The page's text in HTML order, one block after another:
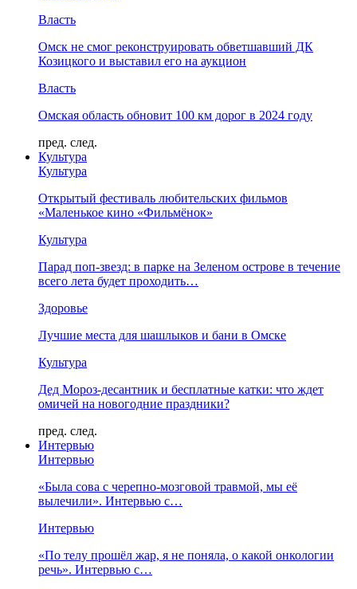
Власть
Омск не смог реконструировать обветшавший ДК
Козицкого и выставил его на аукцион
Власть
Омская область обновит 100 км дорог в 2024 году
пред. след.
Культура
Культура
Открытый фестиваль любительских фильмов
«Маленькое кино «Фильмёнок»
Культура
Парад поп-звезд: в парке на Зеленом острове в течение
всего лета будет проходить…
Здоровье
Лучшие места для шашлыков и бани в Омске
Культура
Дед Мороз-десантник и бесплатные катки: что ждет
омичей на новогодние праздники?
пред. след.
Интервью
Интервью
«Была сова с черепно-мозговой травмой, мы её
вылечили». Интервью с…
Интервью
«По телу прошёл жар, я не поняла, о какой онкологии
речь». Интервью с…